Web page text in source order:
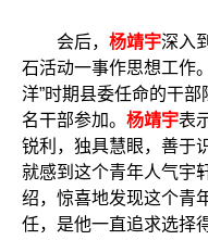
会后， 杨靖宇深入
石活动一事作思想工作。
洋”时期县委任命的干
名干部参加。 杨靖宇表
锐利，独具慧眼，善于
就感到这个青年人气宇
绍，惊喜地发现这个青
任，是他一直追求选择